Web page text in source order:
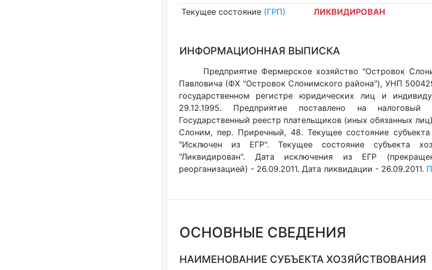
Текущее состояние (ГРП) ЛИКВИДИРОВАН
ИНФОРМАЦИОННАЯ ВЫПИСКА
Предприятие Фермерское хозяйство "Островок
Павловича (ФХ "Островок Слонимского района"), УНП
государственном регистре юридических лиц и
29.12.1995. Предприятие поставлено на
Государственный реестр плательщиков (иных обязанных
Слоним, пер. Приречный, 48. Текущее состояние
"Исключен из ЕГР". Текущее состояние субъекта
"Ликвидирован". Дата исключения из ЕГР
реорганизацией) - 26.09.2011. Дата ликвидации - 26.09.2011.
ОСНОВНЫЕ СВЕДЕНИЯ
НАИМЕНОВАНИЕ СУБЪЕКТА ХОЗЯЙСТВОВАНИЯ